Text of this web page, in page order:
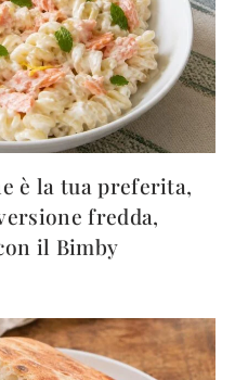
è la tua preferita,
fredda,
il Bimby